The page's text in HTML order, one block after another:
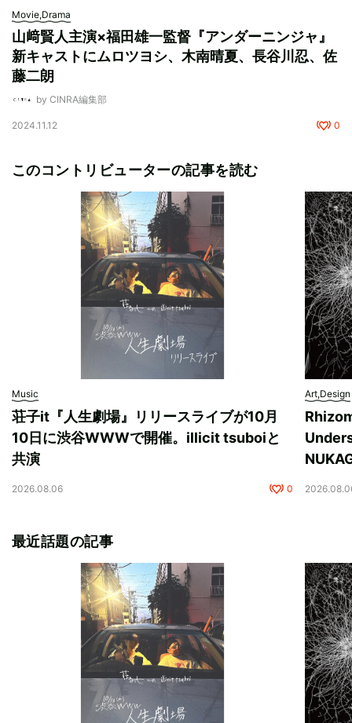
Movie,Drama
山﨑賢人主演×福田雄一監督『アンダーニンジャ』
新キャストにムロツヨシ、木南晴夏、長谷川忍、佐
藤二朗
by CINRA編集部
2024.11.12 0
このコントリビューターの記事を読む
Music
荘子it『人生劇場』リリースライブが10月
10日に渋谷WWWで開催。illicit tsuboiと
共演
2026.08.06 0
Art,Design
最近話題の記事